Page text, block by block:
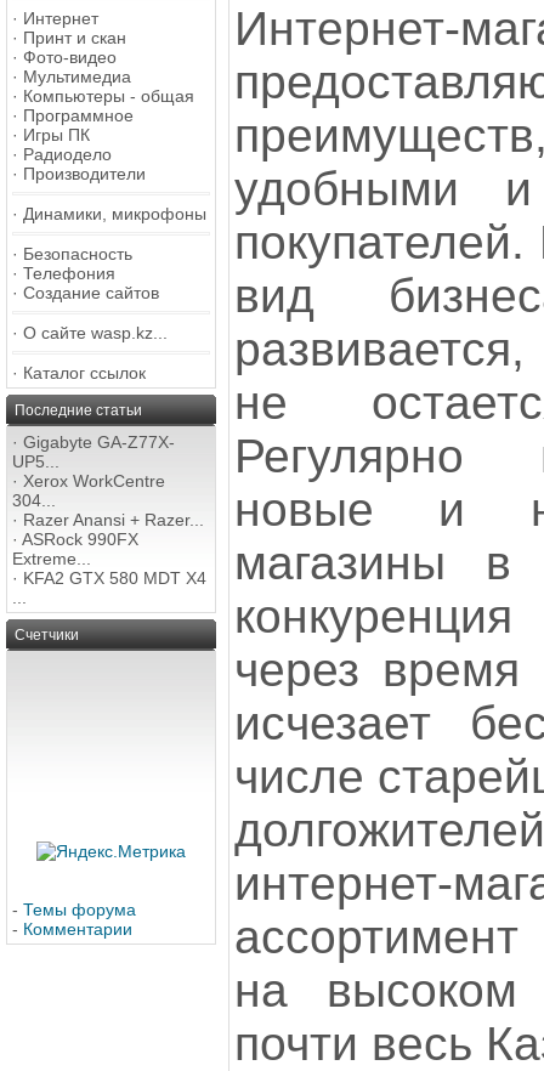
· Интернет
· Принт и скан
· Фото-видео
· Мультимедиа
· Компьютеры - общая
· Программное
· Игры ПК
· Радиодело
· Производители
· Динамики, микрофоны
· Безопасность
· Телефония
· Создание сайтов
· О сайте wasp.kz...
· Каталог ссылок
Последние статьи
· Gigabyte GA-Z77X-
UP5...
· Xerox WorkCentre
304...
· Razer Anansi + Razer...
· ASRock 990FX
Extreme...
· KFA2 GTX 580 MDT X4
Счетчики
- Темы форума
- Комментарии
Интернет-
удобными
вид
не
Регулярно
новые и
магазины в
через время
исчезает
числе
на
почти весь